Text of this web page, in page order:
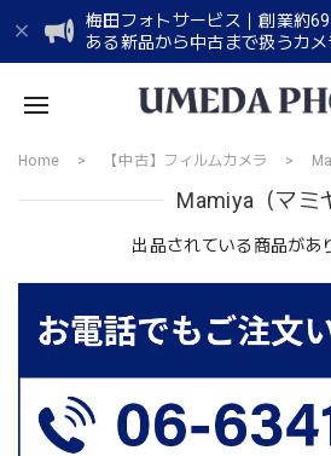
梅田フォトサービス｜創業約
ある新品から中古まで扱うカメ
Home 【中古】フィルムカメラ
Mamiya（マミ
出品されている商品があ